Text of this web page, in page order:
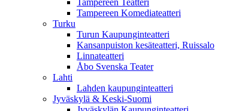
Tampereen Teatteri
Tampereen Komediateatteri
Turku
Turun Kaupunginteatteri
Kansanpuiston kesäteatteri, Ruissalo
Linnateatteri
Åbo Svenska Teater
Lahti
Lahden kaupunginteatteri
Jyväskylä & Keski-Suomi